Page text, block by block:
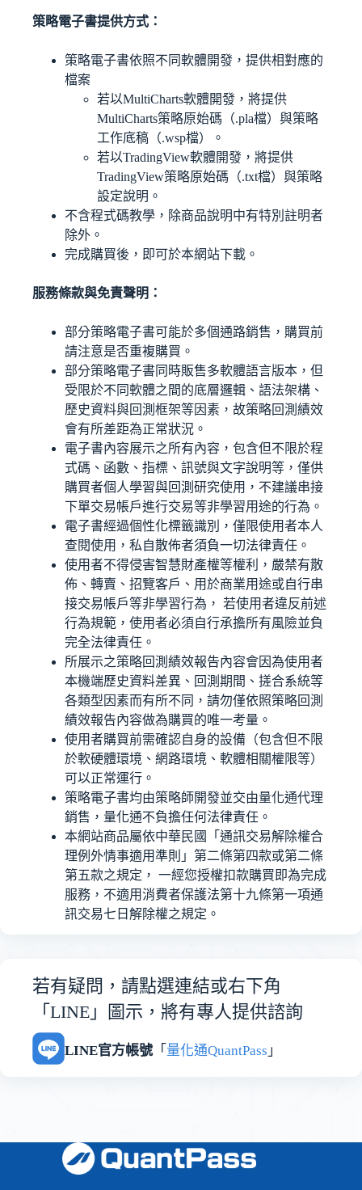
策略電子書提供方式：
策略電子書依照不同軟體開發，提供相對應的
檔案
若以MultiCharts軟體開發，將提供
MultiCharts策略原始碼（.pla檔）與策略
工作底稿（.wsp檔）。
若以TradingView軟體開發，將提供
TradingView策略原始碼（.txt檔）與策略
設定說明。
不含程式碼教學，除商品說明中有特別註明者
除外。
完成購買後，即可於本網站下載。
服務條款與免責聲明：
部分策略電子書可能於多個通路銷售，購買前
請注意是否重複購買。
部分策略電子書同時販售多軟體語言版本，但
受限於不同軟體之間的底層邏輯、語法架構、
歷史資料與回測框架等因素，故策略回測績效
會有所差距為正常狀況。
電子書內容展示之所有內容，包含但不限於程
式碼、函數、指標、訊號與文字說明等，僅供
購買者個人學習與回測研究使用，不建議串接
下單交易帳戶進行交易等非學習用途的行為。
電子書經過個性化標籤識別，僅限使用者本人
查閱使用，私自散佈者須負一切法律責任。
使用者不得侵害智慧財產權等權利，嚴禁有散
佈、轉賣、招覽客戶、用於商業用途或自行串
接交易帳戶等非學習行為， 若使用者違反前述
行為規範，使用者必須自行承擔所有風險並負
完全法律責任。
所展示之策略回測績效報告內容會因為使用者
本機端歷史資料差異、回測期間、搓合系統等
各類型因素而有所不同，請勿僅依照策略回測
績效報告內容做為購買的唯一考量。
使用者購買前需確認自身的設備（包含但不限
於軟硬體環境、網路環境、軟體相關權限等）
可以正常運行。
策略電子書均由策略師開發並交由量化通代理
銷售，量化通不負擔任何法律責任。
本網站商品屬依中華民國「通訊交易解除權合
理例外情事適用準則」第二條第四款或第二條
第五款之規定， 一經您授權扣款購買即為完成
服務，不適用消費者保護法第十九條第一項通
訊交易七日解除權之規定。
若有疑問，請點選連結或右下角
「LINE」圖示，將有專人提供諮詢
LINE官方帳號 「量化通QuantPass 」